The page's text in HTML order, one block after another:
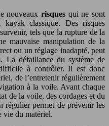
nouveaux risques qui ne sont
classique. Des risques
tels que la rupture de la
mauvaise manipulation de la
ou un réglage inadapté, peut
La défaillance du système de
à contrôler. Il est donc
de l’entretenir régulièrement
à la voile. Avant chaque
de la voile, des cordages et du
régulier permet de prévenir les
vie du matériel.